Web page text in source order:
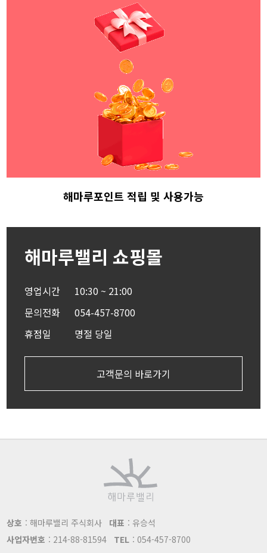
해마루밸리 쇼핑몰
영업시간
10:30 ~ 21:00
문의전화
054-457-8700
휴점일
명절 당일
고객문의 바로가기
해마루포인트 적립 및 사용가능
상호 : 해마루밸리 주식회사 대표 : 유승석
사업자번호 : 214-88-81594 TEL : 054-457-8700